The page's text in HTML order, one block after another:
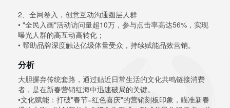
2、全网卷入，创意互动沟通圈层人群
• "全民入画"活动访问量超10万，参与点击率高达56%，实现
曝光人群的高互动高转化；
• 帮助品牌深度触达亿级体量受众，持续赋能品效营销。
分析
大胆摒弃传统套路，通过贴近日常生活的文化共鸣链接消费
者，是在新春营销红海中迅速破局的关键。
•文化赋能：打破"春节=红色喜庆"的营销刻板印象，瞄准新春